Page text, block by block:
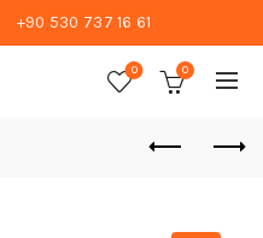
+90 530 737 16 61
0 0